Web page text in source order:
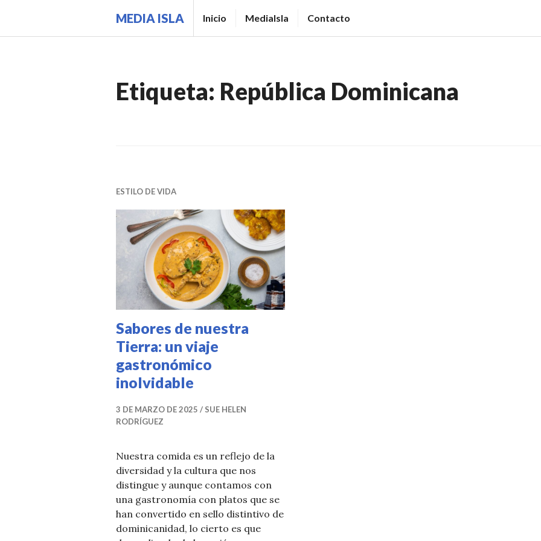
MEDIA ISLA Inicio MediaIsla Contacto
Etiqueta: República Dominicana
ESTILO DE VIDA
Sabores de nuestra
Tierra: un viaje
gastronómico
inolvidable
3 DE MARZO DE 2025
SUE HELEN
RODRÍGUEZ
Nuestra comida es un reflejo de la
diversidad y la cultura que nos
distingue y aunque contamos con
una gastronomía con platos que se
han convertido en sello distintivo de
dominicanidad, lo cierto es que